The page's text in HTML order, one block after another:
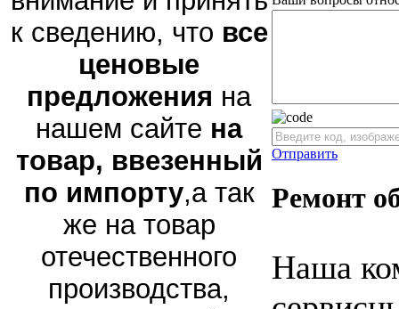
к сведению, что все
ценовые
предложения на
нашем сайте на
товар, ввезенный
по импорту,а так
же на товар
отечественного
производства,
Отправить
Ремонт
Наша